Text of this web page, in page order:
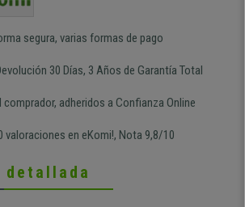
segura, varias formas de pago
30 Días, 3 Años de Garantía Total
adheridos a Confianza Online
valoraciones en eKomi!, Nota 9,8/10
detallada